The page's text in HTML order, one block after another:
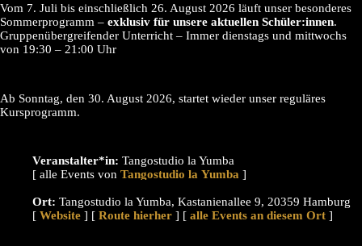
Vom 7. Juli bis einschließlich 26. August 2026 läuft unser besonderes
Sommerprogramm – exklusiv für unsere aktuellen Schüler:innen.
Gruppenübergreifender Unterricht – Immer dienstags und mittwochs
von 19:30 – 21:00 Uhr
Ab Sonntag, den 30. August 2026, startet wieder unser reguläres
Kursprogramm.
Veranstalter*in: Tangostudio la Yumba
[ alle Events von
]
Ort: Tangostudio la Yumba, Kastanienallee 9, 20359 Hamburg
[ Website ] [ Route hierher ] [ alle Events an diesem Ort ]